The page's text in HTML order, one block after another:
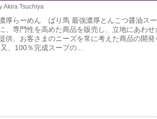
Akira Tsuchiya
厚らーめん ばり馬 最強濃厚とんこつ醤油ス
、専門性を高めた商品を販売し、立地にあわせ
供、お客さまのニーズを常に考えた商品の開発
、100％完成スープの...